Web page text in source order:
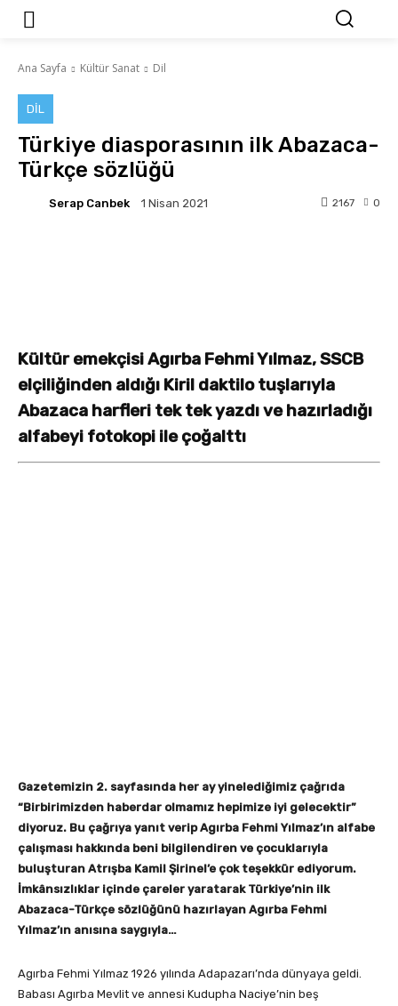
Ana Sayfa Kültür Sanat Dil
DIL
Türkiye diasporasının ilk Abazaca-
Türkçe sözlüğü
Serap Canbek 1 Nisan 2021 0
2167
Kültür emekçisi Agırba Fehmi Yılmaz, SSCB
elçiliğinden aldığı Kiril daktilo tuşlarıyla
Abazaca harfleri tek tek yazdı ve hazırladığı
alfabeyi fotokopi ile çoğalttı
Gazetemizin 2. sayfasında her ay yinelediğimiz çağrıda
“Birbirimizden haberdar olmamız hepimize iyi gelecektir”
diyoruz. Bu çağrıya yanıt verip Agırba Fehmi Yılmaz’ın alfabe
çalışması hakkında beni bilgilendiren ve çocuklarıyla
buluşturan Atrışba Kamil Şirinel’e çok teşekkür ediyorum.
İmkânsızlıklar içinde çareler yaratarak Türkiye’nin ilk
Abazaca-Türkçe sözlüğünü hazırlayan Agırba Fehmi
Yılmaz’ın anısına saygıyla…
Agırba Fehmi Yılmaz 1926 yılında Adapazarı’nda dünyaya geldi.
Babası Agırba Mevlit ve annesi Kudupha Naciye’nin beş